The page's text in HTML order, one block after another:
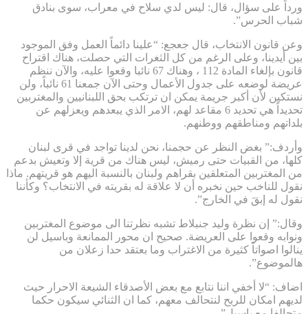
ورداً على سؤال، قال: ليس لدي سلاح في معراب، سوى بنادق
شباب الحرس”.
وعن قانون الانتخاب، قال جعجع: “علينا دائماً العمل وفق الموجود
بين أيدينا، وعلى الرغم من كل الثغرات التي حصلت، هناك اقتراح
قانون بإلغاء المادة 112 ، وهناك 67 نائبا وقعوا عليه، والآن ننظم
عريضة لوضعه على جدول الأعمال وحتى الآن جمعنا 61 نائباً، ولن
نستكين لأن أكبر جريمة يمكن ان ترتكب بحق اللبنانيين والمغتربين
تحديداً هي تحديد 6 مقاعد لهم، الامر الذي يبعدهم ويعزلهم عن
بلداتهم ومناطقهم ووطنهم.
وأردف:” بغض النظر عن حجمنا، نحن لدينا تواجد في قرى لبنان
كلها، من القبيات حتى رميش، ليس هناك من قرية إلا وتعيش بدعم
من المغتربين المتعلقين بقراهم ولبنان بالنسبة اليهم هو قريتهم. ماذا
نقول للناخب حين نخبره أن لا علاقة له بقريته في الانتخاب؟ وكأننا
نقول له إبقَ في الخارج”.
وقال:” إن نظرة وليد جنبلاط تشبه نظرتنا الى موضوع المغتربين
ونوابه وقعوا على العريضة. صحيح ان محور الممانعة وباسيل لن
ينالوا اصواتاً كثيرة من الاغتراب وما بعتقد حدا زعلان من
هالموضوع”.
اضاف: “لا أخفي اننا نتابع مع بعض الأصدقاء الشيعة الاحرار حيث
لديهم امكان للربح لنتحالف معهم، كما ان الثنائي سيكون حكما